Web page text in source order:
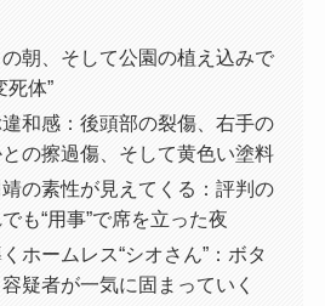
朝、そして公園の植え込みで
死体”
和感：後頭部の裂傷、右手の
の擦過傷、そして黄色い塗料
の素性が見えてくる：評判の
も“用事”で席を立った夜
ホームレス“シオさん”：ボタ
疑者が一気に固まっていく